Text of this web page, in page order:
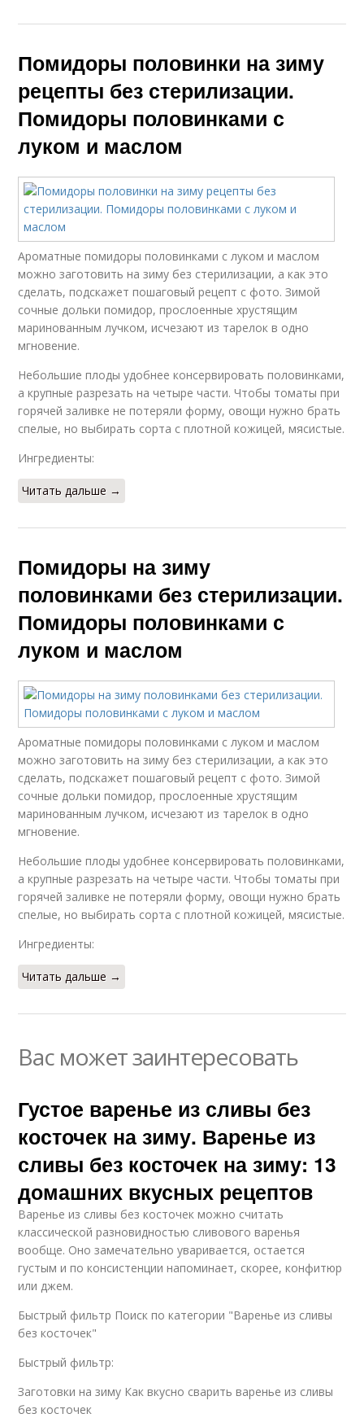
Помидоры половинки на зиму
рецепты без стерилизации.
Помидоры половинками с
луком и маслом
Ароматные помидоры половинками с луком и маслом
можно заготовить на зиму без стерилизации, а как это
сделать, подскажет пошаговый рецепт с фото. Зимой
сочные дольки помидор, прослоенные хрустящим
маринованным лучком, исчезают из тарелок в одно
мгновение.
Небольшие плоды удобнее консервировать половинками,
а крупные разрезать на четыре части. Чтобы томаты при
горячей заливке не потеряли форму, овощи нужно брать
спелые, но выбирать сорта с плотной кожицей, мясистые.
Ингредиенты:
Читать дальше →
Помидоры на зиму
половинками без стерилизации.
Помидоры половинками с
луком и маслом
Ароматные помидоры половинками с луком и маслом
можно заготовить на зиму без стерилизации, а как это
сделать, подскажет пошаговый рецепт с фото. Зимой
сочные дольки помидор, прослоенные хрустящим
маринованным лучком, исчезают из тарелок в одно
мгновение.
Небольшие плоды удобнее консервировать половинками,
а крупные разрезать на четыре части. Чтобы томаты при
горячей заливке не потеряли форму, овощи нужно брать
спелые, но выбирать сорта с плотной кожицей, мясистые.
Ингредиенты:
Читать дальше →
Вас может заинтересовать
Густое варенье из сливы без
косточек на зиму. Варенье из
сливы без косточек на зиму: 13
домашних вкусных рецептов
Варенье из сливы без косточек можно считать
классической разновидностью сливового варенья
вообще. Оно замечательно уваривается, остается
густым и по консистенции напоминает, скорее, конфитюр
или джем.
Быстрый фильтр Поиск по категории "Варенье из сливы
без косточек"
Быстрый фильтр:
Заготовки на зиму Как вкусно сварить варенье из сливы
без косточек